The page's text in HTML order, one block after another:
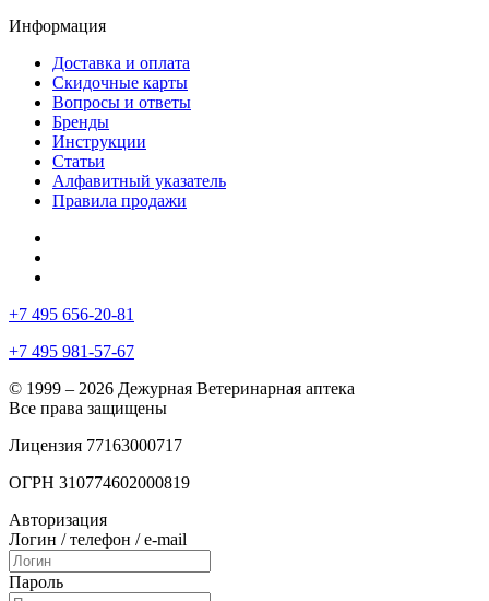
Информация
Доставка и оплата
Скидочные карты
Вопросы и ответы
Бренды
Инструкции
Статьи
Алфавитный указатель
Правила продажи
+7 495 656-20-81
+7 495 981-57-67
© 1999 – 2026 Дежурная Ветеринарная аптека
Все права защищены
Лицензия 77163000717
ОГРН 310774602000819
Авторизация
Логин / телефон / e-mail
Пароль